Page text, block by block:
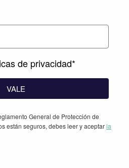
de privacidad*
VALE
General de Protección de
están seguros, debes leer y aceptarla